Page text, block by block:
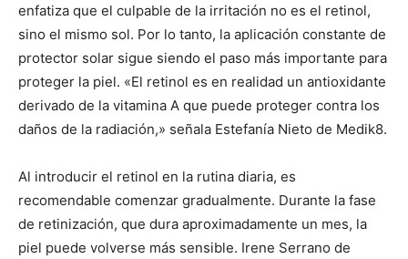
enfatiza que el culpable de la irritación no es el retinol,
sino el mismo sol. Por lo tanto, la aplicación constante de
protector solar sigue siendo el paso más importante para
proteger la piel. «El retinol es en realidad un antioxidante
derivado de la vitamina A que puede proteger contra los
daños de la radiación,» señala Estefanía Nieto de Medik8.
Al introducir el retinol en la rutina diaria, es
recomendable comenzar gradualmente. Durante la fase
de retinización, que dura aproximadamente un mes, la
piel puede volverse más sensible. Irene Serrano de